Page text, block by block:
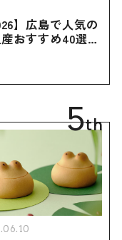
】広島で人気の
おすすめ40選｜
女性向けまで幅
5th